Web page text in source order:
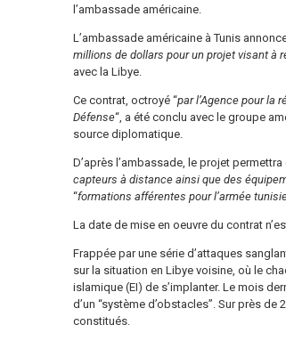
l’ambassade américaine.
L’ambassade américaine à Tunis
millions de dollars pour un projet visant à
avec la Libye.
Ce contrat, octroyé “par l’Agence pour la
Défense“, a été conclu avec le groupe
source diplomatique.
D’après l’ambassade, le projet permettra
capteurs à distance ainsi que des
“formations afférentes pour l’armée
La date de mise en oeuvre du contrat
Frappée par une série d’attaques
sur la situation en Libye voisine, où le
islamique (EI) de s’implanter. Le mois
d’un “système d’obstacles”. Sur près
constitués.